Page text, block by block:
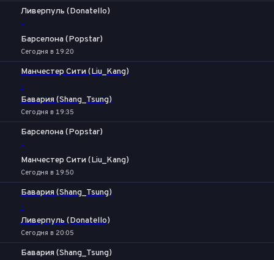
Ливерпуль (Donatello)
-
Барселона (Popstar)
Сегодня в 19:20
Манчестер Сити (Liu_Kang)
-
Бавария (Shang_Tsung)
Сегодня в 19:35
Барселона (Popstar)
-
Манчестер Сити (Liu_Kang)
Сегодня в 19:50
Бавария (Shang_Tsung)
-
Ливерпуль (Donatello)
Сегодня в 20:05
Бавария (Shang_Tsung)